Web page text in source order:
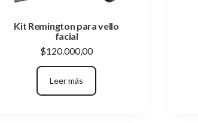
Kit Remington para vello
facial
$120.000,00
Leer más